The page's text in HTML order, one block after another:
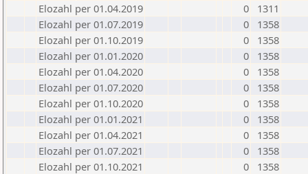
Elozahl per 01.04.2019
0
1311
Elozahl per 01.07.2019
0
1358
Elozahl per 01.10.2019
0
1358
Elozahl per 01.01.2020
0
1358
Elozahl per 01.04.2020
0
1358
Elozahl per 01.07.2020
0
1358
Elozahl per 01.10.2020
0
1358
Elozahl per 01.01.2021
0
1358
Elozahl per 01.04.2021
0
1358
Elozahl per 01.07.2021
0
1358
Elozahl per 01.10.2021
0
1358